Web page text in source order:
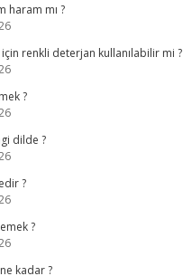
haram mı ?
renkli deterjan kullanılabilir mi ?
?
dilde ?
?
?
kadar ?